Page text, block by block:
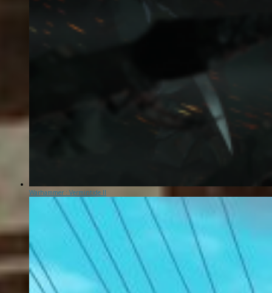
Warhammer : Vermintide II